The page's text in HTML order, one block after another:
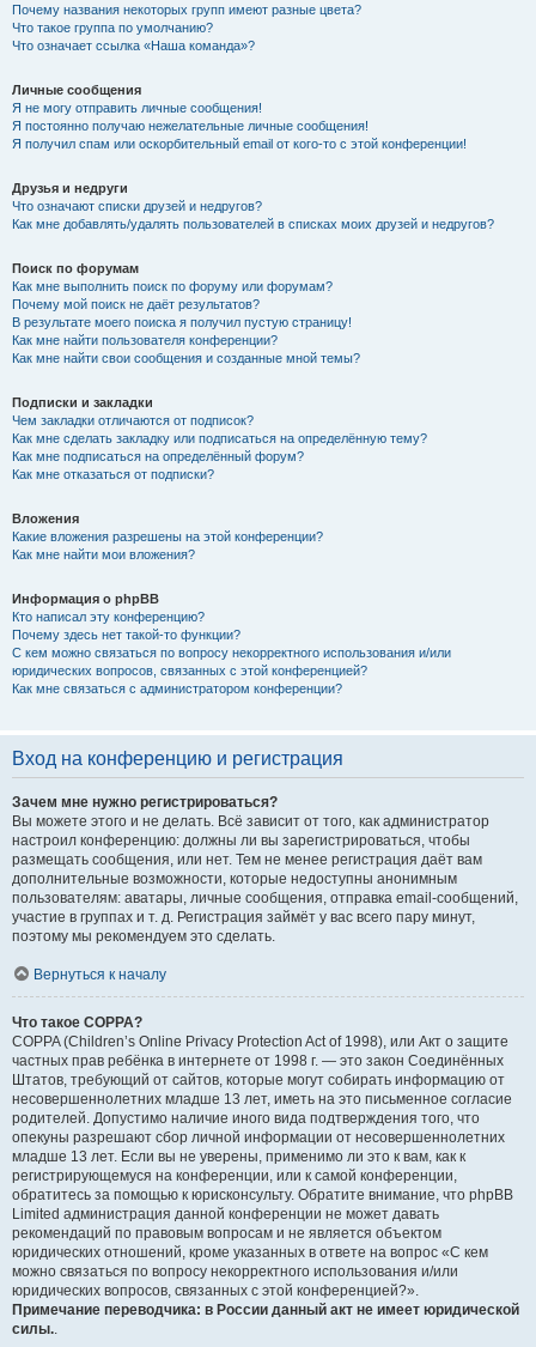
Почему названия некоторых групп имеют разные цвета?
Что такое группа по умолчанию?
Что означает ссылка «Наша команда»?
Личные сообщения
Я не могу отправить личные сообщения!
Я постоянно получаю нежелательные личные сообщения!
Я получил спам или оскорбительный email от кого-то с этой конференции!
Друзья и недруги
Что означают списки друзей и недругов?
Как мне добавлять/удалять пользователей в списках моих друзей и недругов?
Поиск по форумам
Как мне выполнить поиск по форуму или форумам?
Почему мой поиск не даёт результатов?
В результате моего поиска я получил пустую страницу!
Как мне найти пользователя конференции?
Как мне найти свои сообщения и созданные мной темы?
Подписки и закладки
Чем закладки отличаются от подписок?
Как мне сделать закладку или подписаться на определённую тему?
Как мне подписаться на определённый форум?
Как мне отказаться от подписки?
Вложения
Какие вложения разрешены на этой конференции?
Как мне найти мои вложения?
Информация о phpBB
Кто написал эту конференцию?
Почему здесь нет такой-то функции?
С кем можно связаться по вопросу некорректного использования и/или
юридических вопросов, связанных с этой конференцией?
Как мне связаться с администратором конференции?
Вход на конференцию и регистрация
Зачем мне нужно регистрироваться?
Вы можете этого и не делать. Всё зависит от того, как администратор
настроил конференцию: должны ли вы зарегистрироваться, чтобы
размещать сообщения, или нет. Тем не менее регистрация даёт вам
дополнительные возможности, которые недоступны анонимным
пользователям: аватары, личные сообщения, отправка email-сообщений,
участие в группах и т. д. Регистрация займёт у вас всего пару минут,
поэтому мы рекомендуем это сделать.
Вернуться к началу
Что такое COPPA?
COPPA (Children’s Online Privacy Protection Act of 1998), или Акт о защите
частных прав ребёнка в интернете от 1998 г. — это закон Соединённых
Штатов, требующий от сайтов, которые могут собирать информацию от
несовершеннолетних младше 13 лет, иметь на это письменное согласие
родителей. Допустимо наличие иного вида подтверждения того, что
опекуны разрешают сбор личной информации от несовершеннолетних
младше 13 лет. Если вы не уверены, применимо ли это к вам, как к
регистрирующемуся на конференции, или к самой конференции,
обратитесь за помощью к юрисконсульту. Обратите внимание, что phpBB
Limited администрация данной конференции не может давать
рекомендаций по правовым вопросам и не является объектом
юридических отношений, кроме указанных в ответе на вопрос «С кем
можно связаться по вопросу некорректного использования и/или
юридических вопросов, связанных с этой конференцией?».
Примечание переводчика: в России данный акт не имеет юридической
силы..